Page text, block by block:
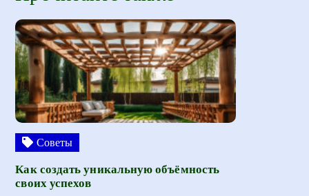
Советы
Как создать уникальную объёмность
своих успехов